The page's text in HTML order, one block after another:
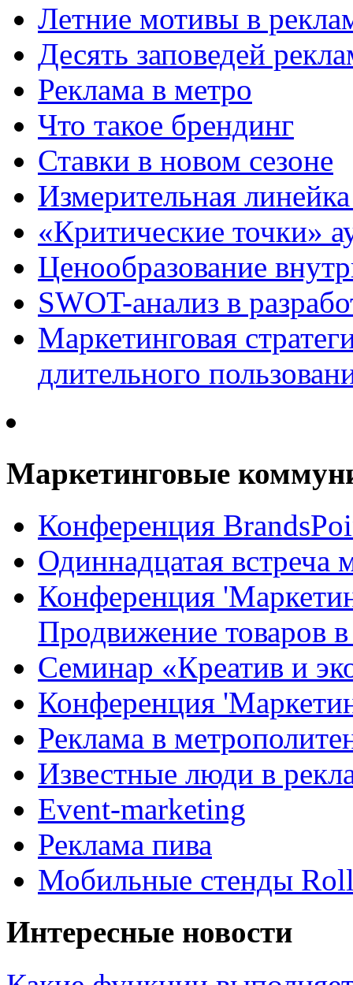
Летние мотивы в
Десять заповедей
Реклама в метро
Что такое брендинг
Ставки в новом сезоне
Измерительная
«Критические точки»
Ценообразование
SWOT-анализ в
Маркетинговая
длительного
Маркетинговые
Конференция
Одиннадцатая
Конференция
Продвижение товаров
Семинар «Креатив и
Конференция
Реклама в
Известные люди в
Event-marketing
Реклама пива
Мобильные стенды
Интересные новости